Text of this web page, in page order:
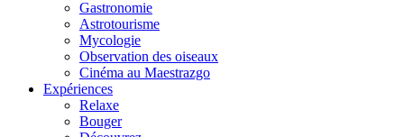
Gastronomie
Astrotourisme
Mycologie
Observation des oiseaux
Cinéma au Maestrazgo
Expériences
Relaxe
Bouger